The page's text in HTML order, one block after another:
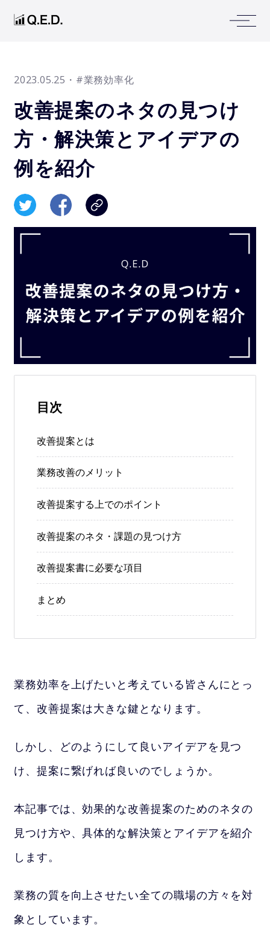
2023.05.25 ・#業務効率化
改善提案のネタの見つけ
方・解決策とアイデアの
例を紹介
目次
改善提案とは
業務改善のメリット
改善提案する上でのポイント
改善提案のネタ・課題の見つけ方
改善提案書に必要な項目
まとめ
業務効率を上げたいと考えている皆さんにとっ
て、改善提案は大きな鍵となります。
しかし、どのようにして良いアイデアを見つ
け、提案に繋げれば良いのでしょうか。
本記事では、効果的な改善提案のためのネタの
見つけ方や、具体的な解決策とアイデアを紹介
します。
業務の質を向上させたい全ての職場の方々を対
象としています。